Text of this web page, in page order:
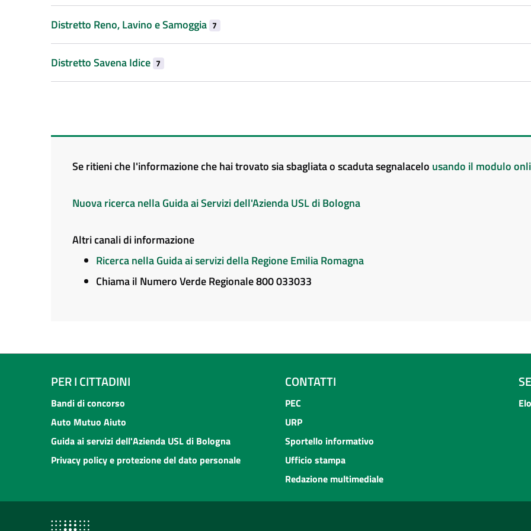
Distretto Reno, Lavino e Samoggia 7
Distretto Savena Idice 7
Se ritieni che l'informazione che hai trovato sia sbagliata o scaduta segnalacelo usando il modulo
Nuova ricerca nella Guida ai Servizi dell'Azienda USL di Bologna
Altri canali di informazione
Ricerca nella Guida ai servizi della Regione Emilia Romagna
Chiama il Numero Verde Regionale 800 033033
PER I CITTADINI
Bandi di concorso
Auto Mutuo Aiuto
Guida ai servizi dell'Azienda USL di Bologna
Privacy policy e protezione del dato personale
CONTATTI
PEC
URP
Sportello informativo
Ufficio stampa
Redazione multimediale